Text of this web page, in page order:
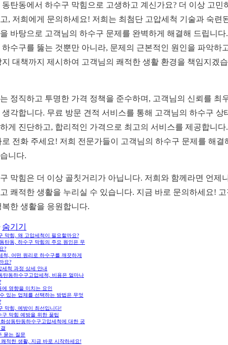
동탄동에서 하수구 막힘으로 고생하고 계신가요? 더 이상 고민
, 저희에게 문의하세요! 저희는 최첨단 고압세척 기술과 숙련
바탕으로 고객님의 하수구 문제를 완벽하게 해결해 드립니다
하수구를 뚫는 것뿐만 아니라, 문제의 근본적인 원인을 파악하
지 대책까지 제시하여 고객님의 쾌적한 생활 환경을 책임지겠
정직하고 투명한 가격 정책을 준수하며, 고객님의 신뢰를 최
생각합니다. 무료 방문 견적 서비스를 통해 고객님의 하수구 상
게 진단하고, 합리적인 가격으로 최고의 서비스를 제공합니다
로 전화 주세요! 저희 전문가들이 고객님의 하수구 문제를 해결
니다.
막힘은 더 이상 골칫거리가 아닙니다. 저희와 함께라면 언제
쾌적한 생활을 누리실 수 있습니다. 지금 바로 문의하세요!
복한 생활을 응원합니다.
숨기기
막힘, 왜 고압세척이 필요할까요?
탄동, 하수구 막힘의 주요 원인은 무
?
척, 어떤 원리로 하수구를 깨끗하게
요?
세척 과정 상세 안내
탄동하수구고압세척, 비용은 얼마나
에 영향을 미치는 요인
있는 업체를 선택하는 방법은 무엇
막힘, 예방이 최선입니다!
구 막힘 예방을 위한 꿀팁
화성동탄동하수구고압세척에 대한 궁
묻는 질문
적한 생활, 지금 바로 시작하세요!